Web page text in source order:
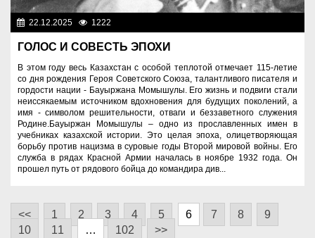
22.12.2025 1222
ГОЛОС И СОВЕСТЬ ЭПОХИ
В этом году весь Казахстан с особой теплотой отмечает 115-летие
со дня рождения Героя Советского Союза, талантливого писателя и
гордости нации - Бауыржана Момышулы. Его жизнь и подвиги стали
неиссякаемым источником вдохновения для будущих поколений, а
имя - символом решительности, отваги и беззаветного служения
Родине.Бауыржан Момышулы – одно из прославленных имен в
учебниках казахской истории. Это целая эпоха, олицетворяющая
борьбу против нацизма в суровые годы Второй мировой войны. Его
служба в рядах Красной Армии началась в ноябре 1932 года. Он
прошел путь от рядового бойца до командира див...
<< 1 2 3 4 5 6 7 8
9
10
11 … 102 >>